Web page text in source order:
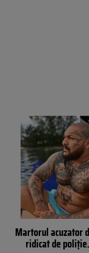
Martorul acuzator
ridicat de